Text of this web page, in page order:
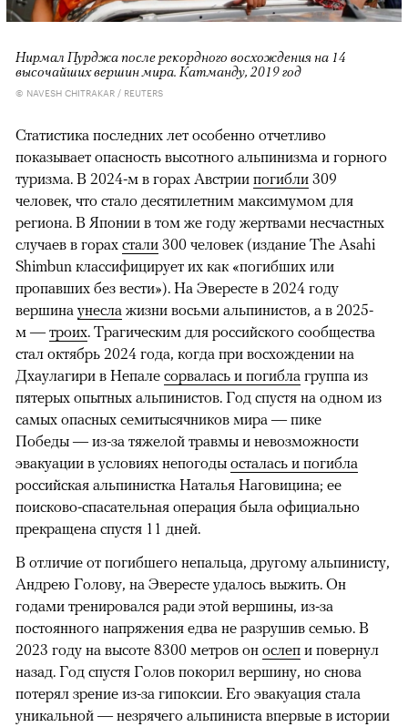
Нирмал Пурджа после рекордного восхождения на 14
высочайших вершин мира. Катманду, 2019 год
© NAVESH CHITRAKAR / REUTERS
Статистика последних лет особенно отчетливо
показывает опасность высотного альпинизма и горного
туризма. В 2024-м в горах Австрии погибли 309
человек, что стало десятилетним максимумом для
региона. В Японии в том же году жертвами несчастных
случаев в горах стали 300 человек (издание The Asahi
Shimbun классифицирует их как «погибших или
пропавших без вести»). На Эвересте в 2024 году
вершина унесла жизни восьми альпинистов, а в 2025-
м — троих. Трагическим для российского сообщества
стал октябрь 2024 года, когда при восхождении на
Дхаулагири в Непале сорвалась и погибла группа из
пятерых опытных альпинистов. Год спустя на одном из
самых опасных семитысячников мира — пике
Победы — из-за тяжелой травмы и невозможности
эвакуации в условиях непогоды осталась и погибла
российская альпинистка Наталья Наговицина; ее
поисково-спасательная операция была официально
прекращена спустя 11 дней.
В отличие от погибшего непальца, другому альпинисту,
Андрею Голову, на Эвересте удалось выжить. Он
годами тренировался ради этой вершины, из-за
постоянного напряжения едва не разрушив семью. В
2023 году на высоте 8300 метров он ослеп и повернул
назад. Год спустя Голов покорил вершину, но снова
потерял зрение из-за гипоксии. Его эвакуация стала
уникальной — незрячего альпиниста впервые в истории